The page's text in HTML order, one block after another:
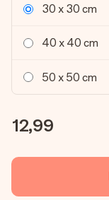
30 x 30 cm
40 x 40 cm
50 x 50 cm
12,99